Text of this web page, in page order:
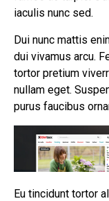
iaculis nunc sed.
Dui nunc mattis
dui vivamus arcu.
tortor pretium
nullam eget.
purus faucibus
Eu tincidunt tortor